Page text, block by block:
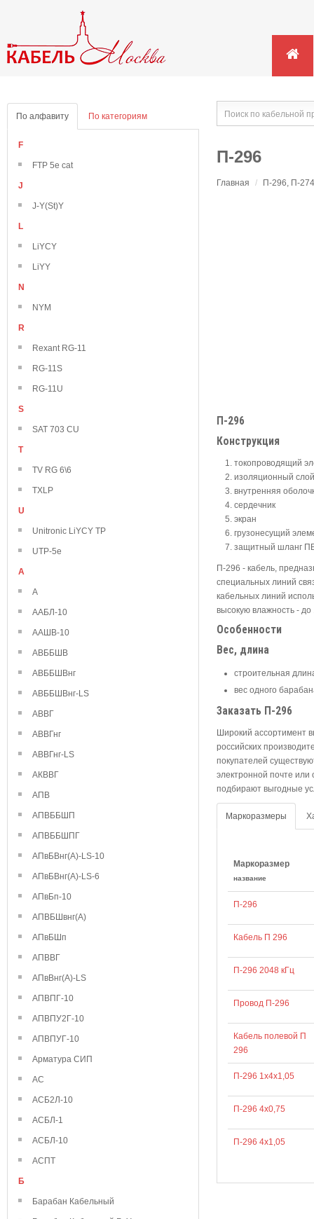
По алфавиту По категориям
F
FTP 5e cat
J
J-Y(St)Y
L
LiYCY
LiYY
N
NYM
R
Rexant RG-11
RG-11S
RG-11U
S
SAT 703 CU
T
TV RG 6\6
TXLP
U
Unitronic LiYCY TP
UTP-5e
А
А
ААБЛ-10
ААШВ-10
АВББШВ
АВББШВнг
АВББШВнг-LS
АВВГ
АВВГнг
АВВГнг-LS
АКВВГ
АПВ
АПВББШП
АПВББШПГ
АПвБВнг(А)-LS-10
АПвБВнг(А)-LS-6
АПвБп-10
АПВБШвнг(А)
АПвБШп
АПВВГ
АПвВнг(А)-LS
АПВПГ-10
АПВПУ2Г-10
АПВПУГ-10
Арматура СИП
АС
АСБ2Л-10
АСБЛ-1
АСБЛ-10
АСПТ
Б
Барабан Кабельный
П-296
Главная / П-296, П-
П-296
Конструкция
токопроводящий
изоляционный
внутренняя
сердечник
экран
грузонесущий
защитный шланг
П-296 - кабель,
специальных линий
кабельных линий
высокую влажность -
Особенности
Вес, длина
строительная
вес одного
Заказать П-296
Широкий ассортимент
российских
покупателей
электронной почте
подбирают выгодные
Маркоразмеры
Маркоразмер
название
П-296
Кабель П 296
П-296 2048 кГц
Провод П-296
Кабель полевой П
296
П-296 1х4х1,05
П-296 4х0,75
П-296 4х1,05